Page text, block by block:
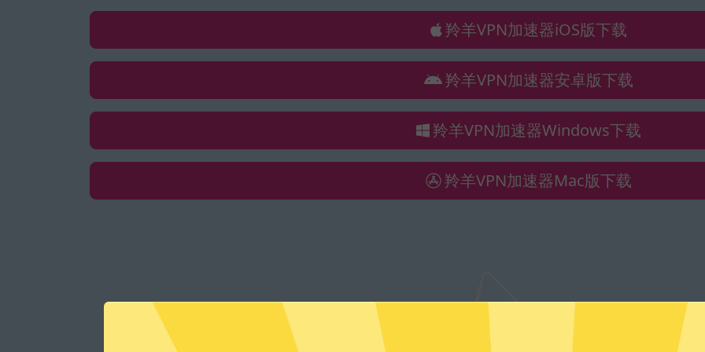
羚羊VPN加速器iOS版下载
羚羊VPN加速器安卓版下载
羚羊VPN加速器Windows下载
羚羊VPN加速器Mac版下载